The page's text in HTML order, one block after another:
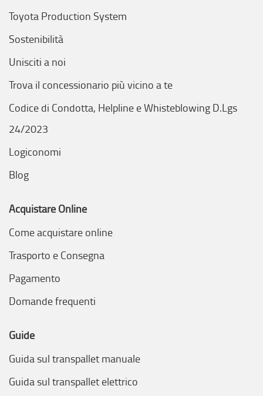
Toyota Production System
Sostenibilità
Unisciti a noi
Trova il concessionario più vicino a te
Codice di Condotta, Helpline e Whisteblowing D.Lgs
24/2023
Logiconomi
Blog
Acquistare Online
Come acquistare online
Trasporto e Consegna
Pagamento
Domande frequenti
Guide
Guida sul transpallet manuale
Guida sul transpallet elettrico